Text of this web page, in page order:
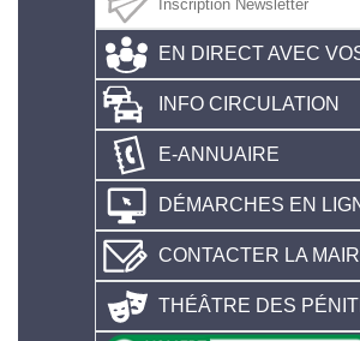
EN DIRECT AVEC
INFO CIRCULATION
E-ANNUAIRE
DÉMARCHES EN
CONTACTER LA
THÉÂTRE DES